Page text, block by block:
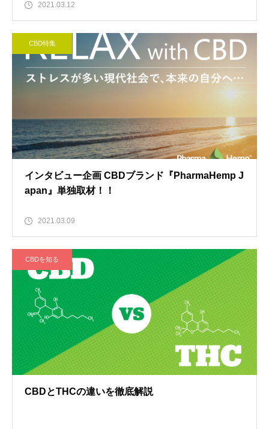
2021.03.12
CBD特集
インタビュー企画 CBDブランド『PharmaHemp J
apan』単独取材！！
2021.03.09
CBDを知る
CBDとTHCの違いを徹底解説